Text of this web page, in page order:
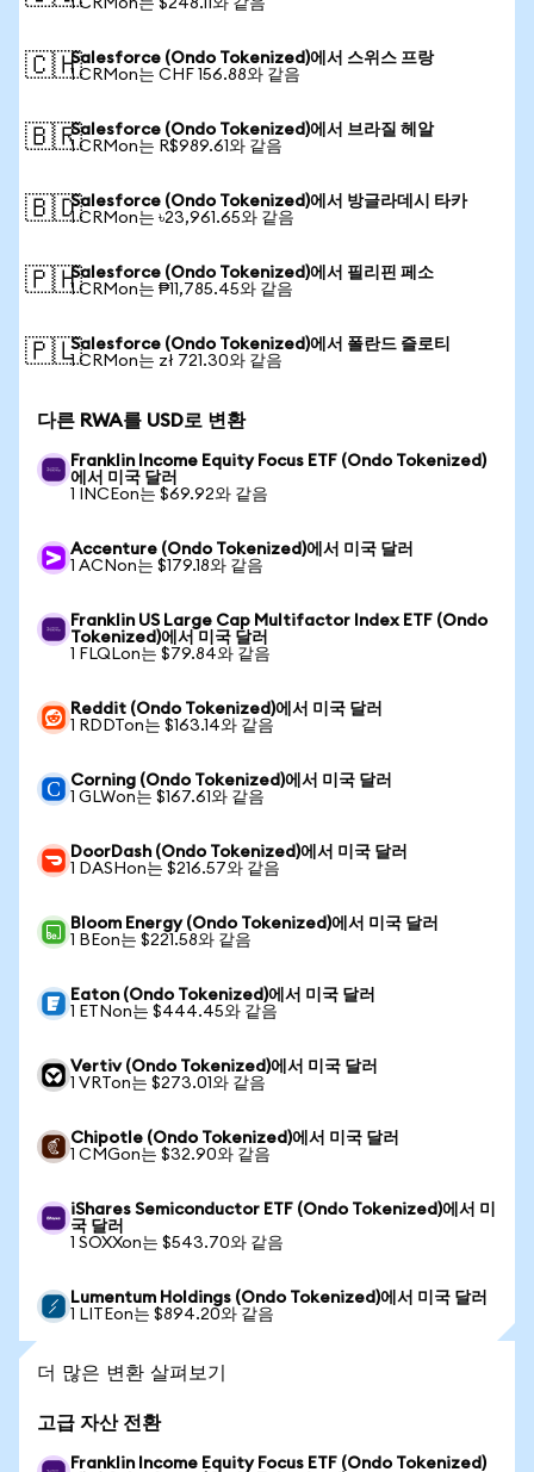
1 CRMon는 $248.11와 같음
🇨🇭Salesforce (Ondo Tokenized)에서 스위스 프랑
1 CRMon는 CHF 156.88와 같음
🇧🇷Salesforce (Ondo Tokenized)에서 브라질 헤알
1 CRMon는 R$989.61와 같음
🇧🇩Salesforce (Ondo Tokenized)에서 방글라데시 타카
1 CRMon는 ৳23,961.65와 같음
🇵🇭Salesforce (Ondo Tokenized)에서 필리핀 페소
1 CRMon는 ₱11,785.45와 같음
🇵🇱Salesforce (Ondo Tokenized)에서 폴란드 즐로티
1 CRMon는 zł 721.30와 같음
다른 RWA를 USD로 변환
Franklin Income Equity Focus ETF (Ondo Tokenized)
에서 미국 달러
1 INCEon는 $69.92와 같음
Accenture (Ondo Tokenized)에서 미국 달러
1 ACNon는 $179.18와 같음
Franklin US Large Cap Multifactor Index ETF (Ondo
Tokenized)에서 미국 달러
1 FLQLon는 $79.84와 같음
Reddit (Ondo Tokenized)에서 미국 달러
1 RDDTon는 $163.14와 같음
Corning (Ondo Tokenized)에서 미국 달러
1 GLWon는 $167.61와 같음
DoorDash (Ondo Tokenized)에서 미국 달러
1 DASHon는 $216.57와 같음
Bloom Energy (Ondo Tokenized)에서 미국 달러
1 BEon는 $221.58와 같음
Eaton (Ondo Tokenized)에서 미국 달러
1 ETNon는 $444.45와 같음
Vertiv (Ondo Tokenized)에서 미국 달러
1 VRTon는 $273.01와 같음
Chipotle (Ondo Tokenized)에서 미국 달러
1 CMGon는 $32.90와 같음
iShares Semiconductor ETF (Ondo Tokenized)에서 미
국 달러
1 SOXXon는 $543.70와 같음
Lumentum Holdings (Ondo Tokenized)에서 미국 달러
1 LITEon는 $894.20와 같음
더 많은 변환 살펴보기
고급 자산 전환
Franklin Income Equity Focus ETF (Ondo Tokenized)